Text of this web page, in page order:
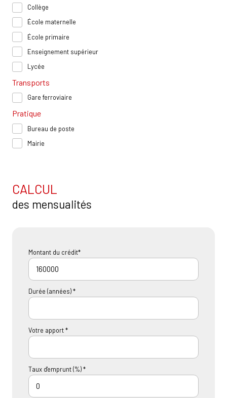
Collège
École maternelle
École primaire
Enseignement supérieur
Lycée
Transports
Gare ferroviaire
Pratique
Bureau de poste
Mairie
CALCUL
des mensualités
Montant du crédit*
Durée (années) *
Votre apport *
Taux d'emprunt (%) *